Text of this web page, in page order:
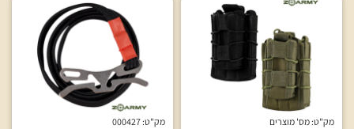
מק"ט: מס' מוצרים מק"ט: 000427